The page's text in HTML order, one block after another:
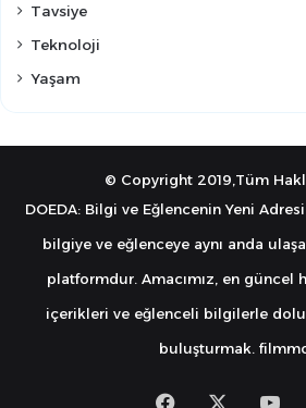
Tavsiye
Teknoloji
Yaşam
© Copyright 2019,Tüm
DOEDA: Bilgi ve Eğlencenin Yeni
bilgiye ve eğlenceye aynı anda
platformdur. Amacımız, en güncel
içerikleri ve eğlenceli bilgilerle
buluşturmak.
Facebook